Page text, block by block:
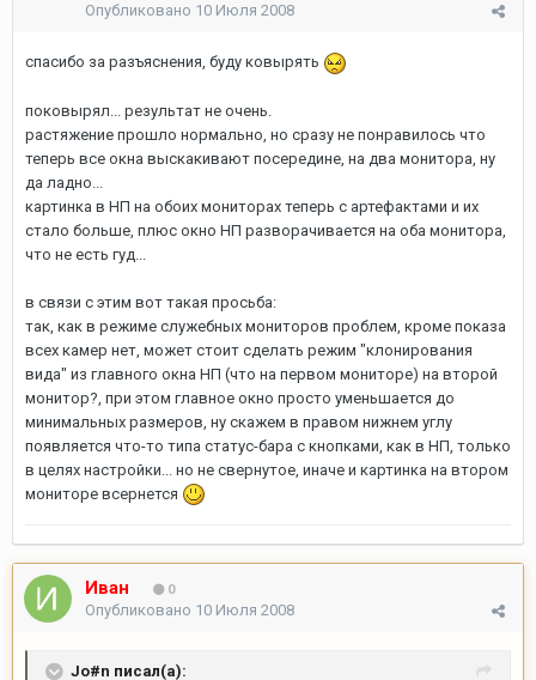
Опубликовано 10 Июля 2008
спасибо за разъяснения, буду ковырять
поковырял... результат не очень.
растяжение прошло нормально, но сразу не понравилось что
теперь все окна выскакивают посередине, на два монитора, ну
да ладно...
картинка в НП на обоих мониторах теперь с артефактами и их
стало больше, плюс окно НП разворачивается на оба монитора,
что не есть гуд...
в связи с этим вот такая просьба:
так, как в режиме служебных мониторов проблем, кроме показа
всех камер нет, может стоит сделать режим "клонирования
вида" из главного окна НП (что на первом мониторе) на второй
монитор?, при этом главное окно просто уменьшается до
минимальных размеров, ну скажем в правом нижнем углу
появляется что-то типа статус-бара с кнопками, как в НП, только
в целях настройки... но не свернутое, иначе и картинка на втором
мониторе всернется
Иван 0
Опубликовано 10 Июля 2008
Jo#n писал(а):